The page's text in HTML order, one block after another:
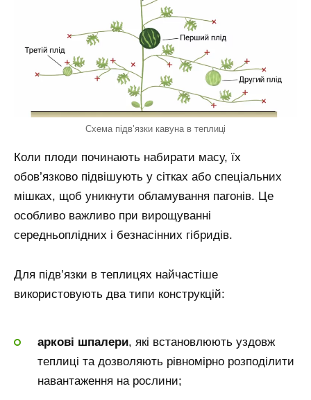
Схема підв’язки кавуна в теплиці
Коли плоди починають набирати масу, їх
обов’язково підвішують у сітках або спеціальних
мішках, щоб уникнути обламування пагонів. Це
особливо важливо при вирощуванні
середньоплідних і безнасінних гібридів.
Для підв’язки в теплицях найчастіше
використовують два типи конструкцій:
аркові шпалери, які встановлюють уздовж
теплиці та дозволяють рівномірно розподілити
навантаження на рослини;